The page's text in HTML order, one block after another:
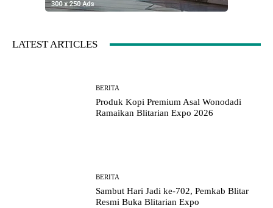
LATEST ARTICLES
BERITA
Produk Kopi Premium Asal Wonodadi
Ramaikan Blitarian Expo 2026
BERITA
Sambut Hari Jadi ke-702, Pemkab Blitar
Resmi Buka Blitarian Expo